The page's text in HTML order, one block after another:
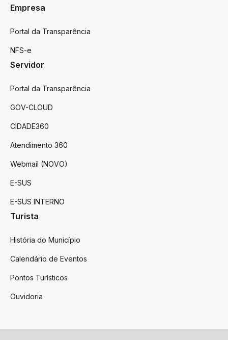
Empresa
Portal da Transparência
NFS-e
Servidor
Portal da Transparência
GOV-CLOUD
CIDADE360
Atendimento 360
Webmail (NOVO)
E-SUS
E-SUS INTERNO
Turista
História do Município
Calendário de Eventos
Pontos Turísticos
Ouvidoria